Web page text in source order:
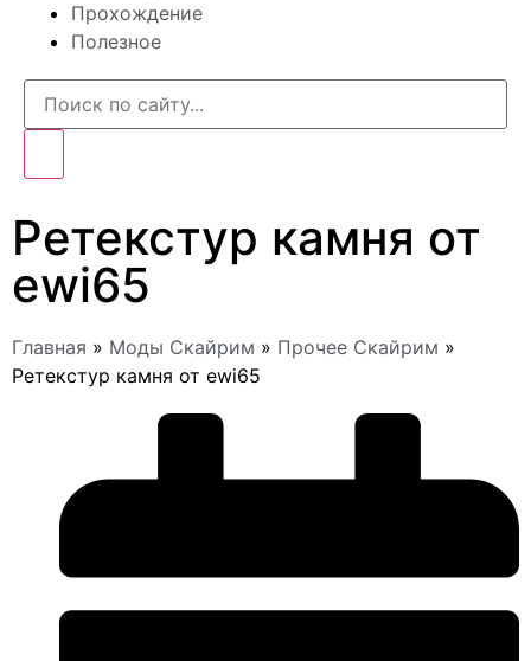
Прохождение
Полезное
Ретекстур камня от
ewi65
Главная » Моды Скайрим » Прочее Скайрим »
Ретекстур камня от ewi65